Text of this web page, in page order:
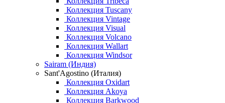
Коллекция Tuscany
Коллекция Vintage
Коллекция Visual
Коллекция Volcano
Коллекция Wallart
Коллекция Windsor
Sairam (Индия)
Sant'Agostino (Италия)
Коллекция Oxidart
Коллекция Akoya
Коллекция Barkwood